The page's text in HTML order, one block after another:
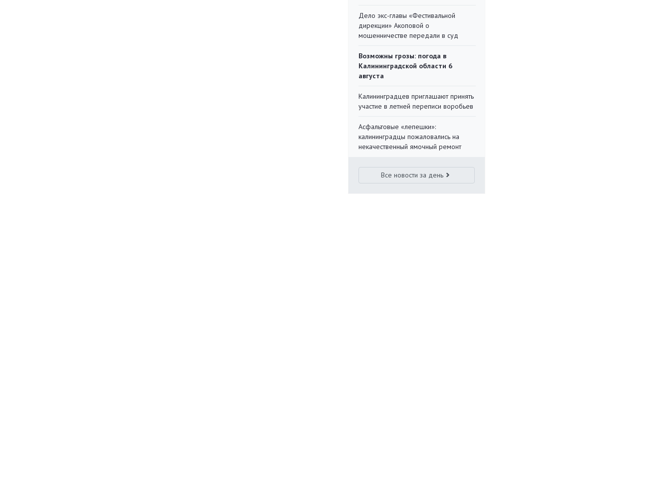
Дело экс-главы «Фестивальной
дирекции» Акоповой о
мошенничестве передали в суд
Возможны грозы: погода в
Калининградской области 6
августа
Калининградцев приглашают принять
участие в летней переписи воробьев
Асфальтовые «лепешки»:
калининградцы пожаловались на
некачественный ямочный ремонт
Все новости за день